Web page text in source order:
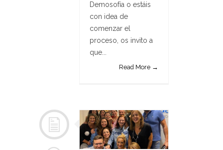
Demosofía o estáis
con idea de
comenzar el
proceso, os invito a
que...
Read More →